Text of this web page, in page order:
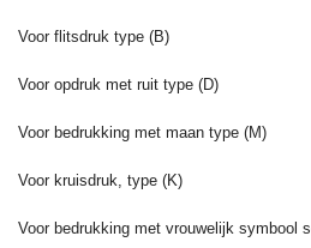
Voor flitsdruk type (B)
Voor opdruk met ruit type (D)
Voor bedrukking met maan type (M)
Voor kruisdruk, type (K)
Voor bedrukking met vrouwelijk symbool